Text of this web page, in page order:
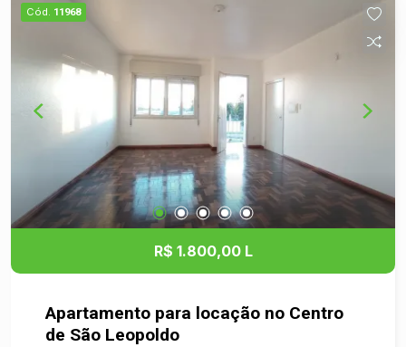
Cód. 11968
R$ 1.800,00 L
Apartamento para locação no Centro
de São Leopoldo